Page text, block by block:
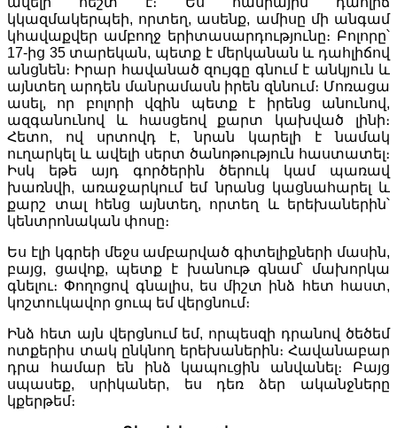
կկազմակերպեի, որտեղ, ասենք, ամիսը մի անգամ
կհավաքվեր ամբողջ երիտասարդությունը։ Բոլորը՝
17-ից 35 տարեկան, պետք է մերկանան և դահլիճով
անցնեն։ Իրար հավանած զույգը գնում է անկյուն և
այնտեղ արդեն մանրամասն իրեն զննում։ Մոռացա
ասել, որ բոլորի վզին պետք է իրենց անունով,
ազգանունով և հասցեով քարտ կախված լինի։
Հետո, ով սրտովդ է, նրան կարելի է նամակ
ուղարկել և ավելի սերտ ծանոթություն հաստատել։
Իսկ եթե այդ գործերին ծերուկ կամ պառավ
խառնվի, առաջարկում եմ նրանց կացնահարել և
քարշ տալ հենց այնտեղ, որտեղ և երեխաներին՝
կենտրոնական փոսը։
Ես էլի կգրեի մեջս ամբարված գիտելիքների մասին,
բայց, ցավոք, պետք է խանութ գնամ՝ մախորկա
գնելու։ Փողոցով գնալիս, ես միշտ ինձ հետ հաստ,
կոշտուկավոր ցուպ եմ վերցնում։
Ինձ հետ այն վերցնում եմ, որպեսզի դրանով ծեծեմ
ոտքերիս տակ ընկնող երեխաներին։ Հավանաբար
դրա համար են ինձ կապուցին անվանել։ Բայց
սպասեք, սրիկաներ, ես դեռ ձեր ականջները
կքերթեմ։